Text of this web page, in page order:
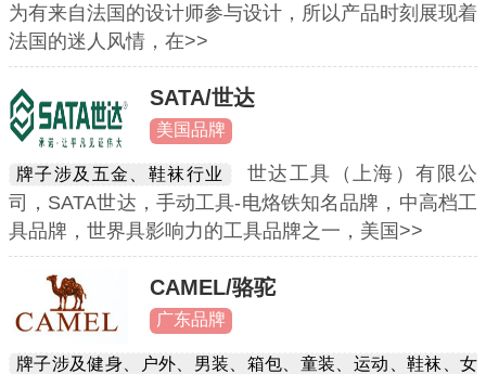
为有来自法国的设计师参与设计，所以产品时刻展现着
法国的迷人风情，在>>
SATA/世达
美国品牌
牌子涉及五金、鞋袜行业
世达工具（上海）有限公
司，SATA世达，手动工具-电烙铁知名品牌，中高档工
具品牌，世界具影响力的工具品牌之一，美国>>
CAMEL/骆驼
广东品牌
牌子涉及健身、户外、男装、箱包、童装、运动、鞋袜、女